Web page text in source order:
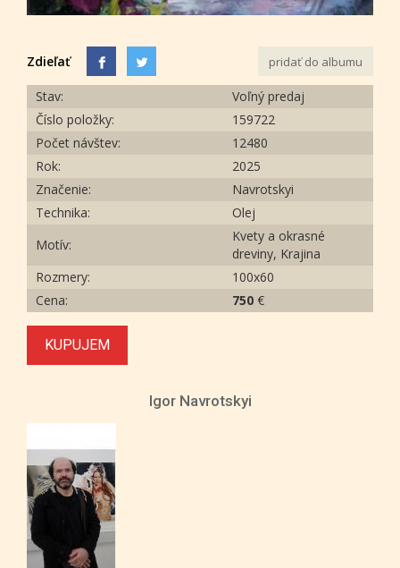
Zdieľať pridať do albumu
Stav:
Voľný predaj
Číslo položky:
159722
Počet návštev:
12480
Rok:
2025
Značenie:
Navrotskyi
Technika:
Olej
Motív:
Kvety a okrasné
dreviny, Krajina
Rozmery:
100х60
Cena:
750 €
KUPUJEM
Igor Navrotskyi